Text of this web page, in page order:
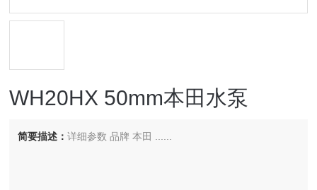
WH20HX 50mm本田水泵
简要描述：详细参数 品牌 本田 ......